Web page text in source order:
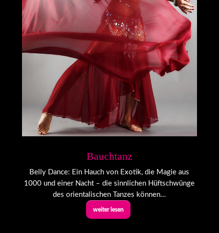
Bauchtanz
Belly Dance: Ein Hauch von Exotik, die Magie aus
1000 und einer Nacht – die sinnlichen Hüftschwünge
des orientalischen Tanzes können…
weiter lesen